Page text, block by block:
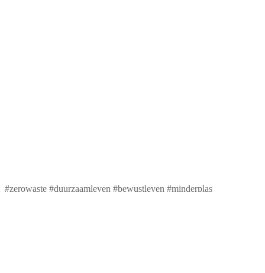
#zerowaste #duurzaamleven #bewustleven #minderplas